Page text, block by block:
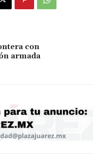
con
armada